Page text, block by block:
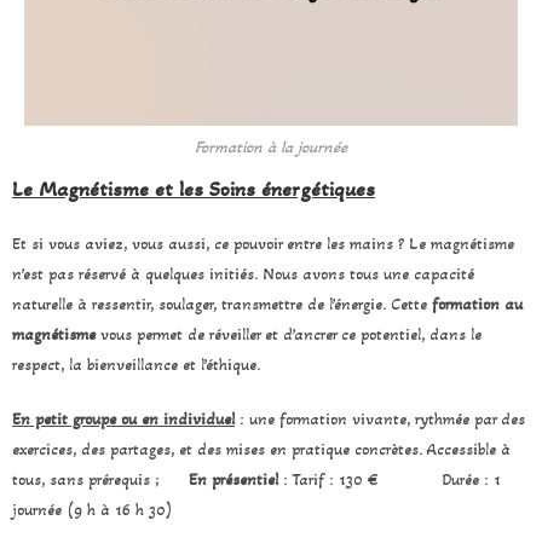
Formation à la journée
Le Magnétisme et les Soins énergétiques
Et si vous aviez, vous aussi, ce pouvoir entre les mains ? Le magnétisme
n’est pas réservé à quelques initiés. Nous avons tous une capacité
naturelle à ressentir, soulager, transmettre de l’énergie. Cette formation au
magnétismevous permet de réveiller et d’ancrer ce potentiel, dans le
respect, la bienveillance et l’éthique.
En petit groupe ou en individuel: une formation vivante, rythmée par des
exercices, des partages, et des mises en pratique concrètes. Accessible à
tous, sans prérequis ; En présentiel: Tarif : 130 € Durée : 1
journée (9 h à 16 h 30)